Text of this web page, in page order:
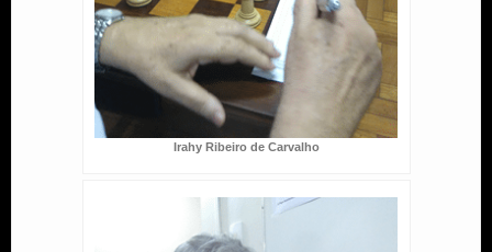
Irahy Ribeiro de Carvalho